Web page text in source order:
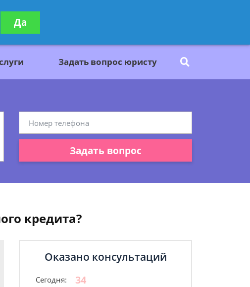
бесплатно
Задать вопрос юристу
Задать вопрос
кредита?
Оказано консультаций
Сегодня: 34
Да